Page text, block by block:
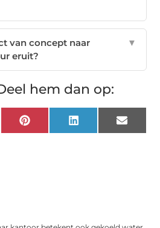
van concept naar
eruit?
▼
hem dan op:
Pinterest LinkedIn Email